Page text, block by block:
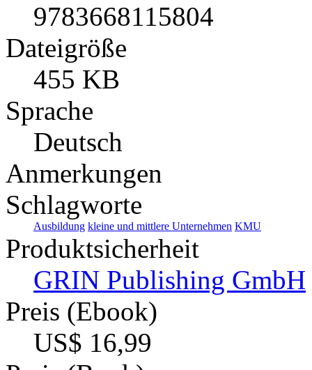
9783668115804
Dateigröße
455 KB
Sprache
Deutsch
Anmerkungen
Schlagworte
Ausbildung kleine und mittlere Unternehmen KMU
Produktsicherheit
GRIN Publishing GmbH
Preis (Ebook)
US$ 16,99